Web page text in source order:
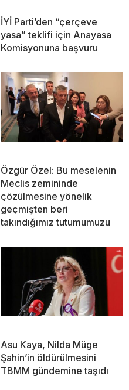
İYİ Parti’den “çerçeve
yasa” teklifi için Anayasa
Komisyonuna başvuru
Özgür Özel: Bu meselenin
Meclis zemininde
çözülmesine yönelik
geçmişten beri
takındığımız tutumumuzu
Asu Kaya, Nilda Müge
Şahin’in öldürülmesini
TBMM gündemine taşıdı